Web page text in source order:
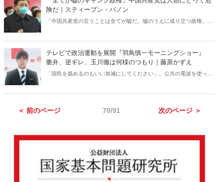
険だ｜スティーブン・バノン
「中国共産党の言うことは全てが嘘だ。嘘のうえに成り立つ政権。ま
し、ギャングのように統治する」――“影の大統領”と言われた元米大
統領首席戦略官が武漢コロナを巡る中国の大嘘を暴くと同時に、「中
国の奴隷たちはタダ働きだ」といって中国人労働者を搾取し続けてき
た世界の経済人、金融家たちの大罪も厳しく指弾する！
テレビで政治運動を展開『羽鳥慎一モーニングショー』
脆弁、逆ギレ、玉川徹は何様のつもり｜藤原かずえ
「国民を舐めるのもいい加減にしてください」。公共の電波を使って
弱者をミスリードする『羽鳥慎一モーニングショー』をデータとロジ
＜ 前のページ 70/91 次のページ ＞